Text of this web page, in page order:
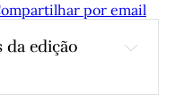
por email
edição
possível leitura